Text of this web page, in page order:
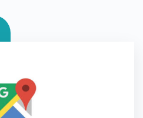
世界，在您的各種裝置上
方法，盡情體驗街景服務、